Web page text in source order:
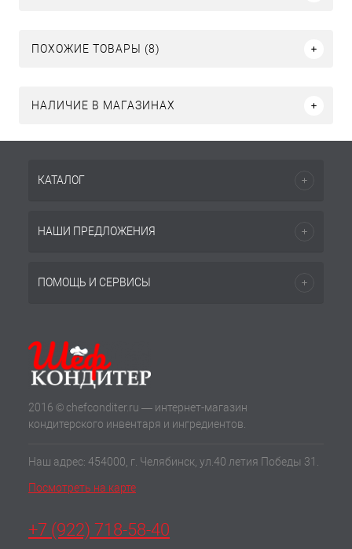
ПОХОЖИЕ ТОВАРЫ (8)
НАЛИЧИЕ В МАГАЗИНАХ
КАТАЛОГ
НАШИ ПРЕДЛОЖЕНИЯ
ПОМОЩЬ И СЕРВИСЫ
2016 © chefconditer.ru — интернет-магазин
кондитерского инвентаря и ингредиентов.
Наш адрес: 454000, г. Челябинск, ул.40 летия Победы 31.
Посмотреть на карте
+7 (922) 718-58-40